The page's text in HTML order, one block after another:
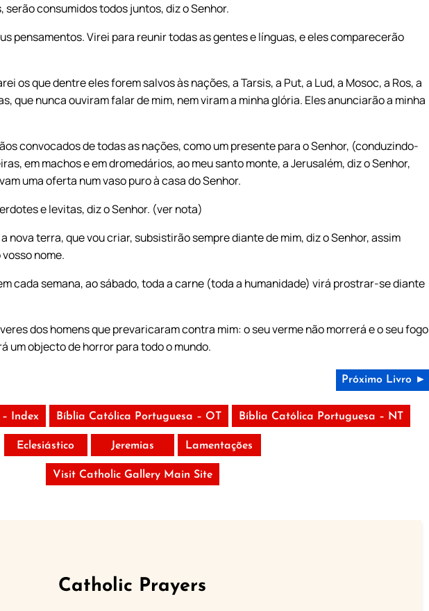
consumidos todos juntos, diz o Senhor.
pensamentos. Virei para reunir todas as gentes e línguas, e eles comparecerão
os que dentre eles forem salvos às nações, a Tarsis, a Put, a Lud, a Mosoc, a Ros, a
que nunca ouviram falar de mim, nem viram a minha glória. Eles anunciarão a minha
convocados de todas as nações, como um presente para o Senhor, (conduzindo-
em machos e em dromedários, ao meu santo monte, a Jerusalém, diz o Senhor,
uma oferta num vaso puro à casa do Senhor.
e levitas, diz o Senhor. (ver nota)
nova terra, que vou criar, subsistirão sempre diante de mim, diz o Senhor, assim
nome.
cada semana, ao sábado, toda a carne (toda a humanidade) virá prostrar-se diante
dos homens que prevaricaram contra mim: o seu verme não morrerá e o seu fogo
um objecto de horror para todo o mundo.
Próximo Livro ►
Index Bíblia Católica Portuguesa – OT Bíblia Católica Portuguesa – NT
Eclesiástico Jeremias Lamentações
Visit Catholic Gallery Main Site
Catholic Prayers